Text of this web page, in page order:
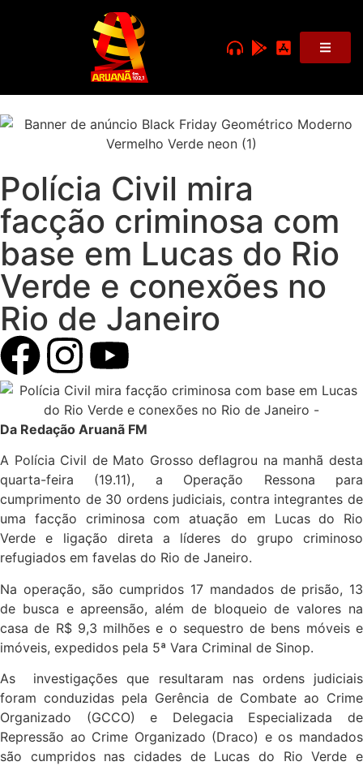
Polícia Civil mira
facção criminosa com
base em Lucas do Rio
Verde e conexões no
Rio de Janeiro
Da Redação Aruanã FM
A Polícia Civil de Mato Grosso deflagrou na manhã desta
quarta-feira (19.11), a Operação Ressona para
cumprimento de 30 ordens judiciais, contra integrantes de
uma facção criminosa com atuação em Lucas do Rio
Verde e ligação direta a líderes do grupo criminoso
refugiados em favelas do Rio de Janeiro.
Na operação, são cumpridos 17 mandados de prisão, 13
de busca e apreensão, além de bloqueio de valores na
casa de R$ 9,3 milhões e o sequestro de bens móveis e
imóveis, expedidos pela 5ª Vara Criminal de Sinop.
As investigações que resultaram nas ordens judiciais
foram conduzidas pela Gerência de Combate ao Crime
Organizado (GCCO) e Delegacia Especializada de
Repressão ao Crime Organizado (Draco) e os mandados
são cumpridos nas cidades de Lucas do Rio Verde e